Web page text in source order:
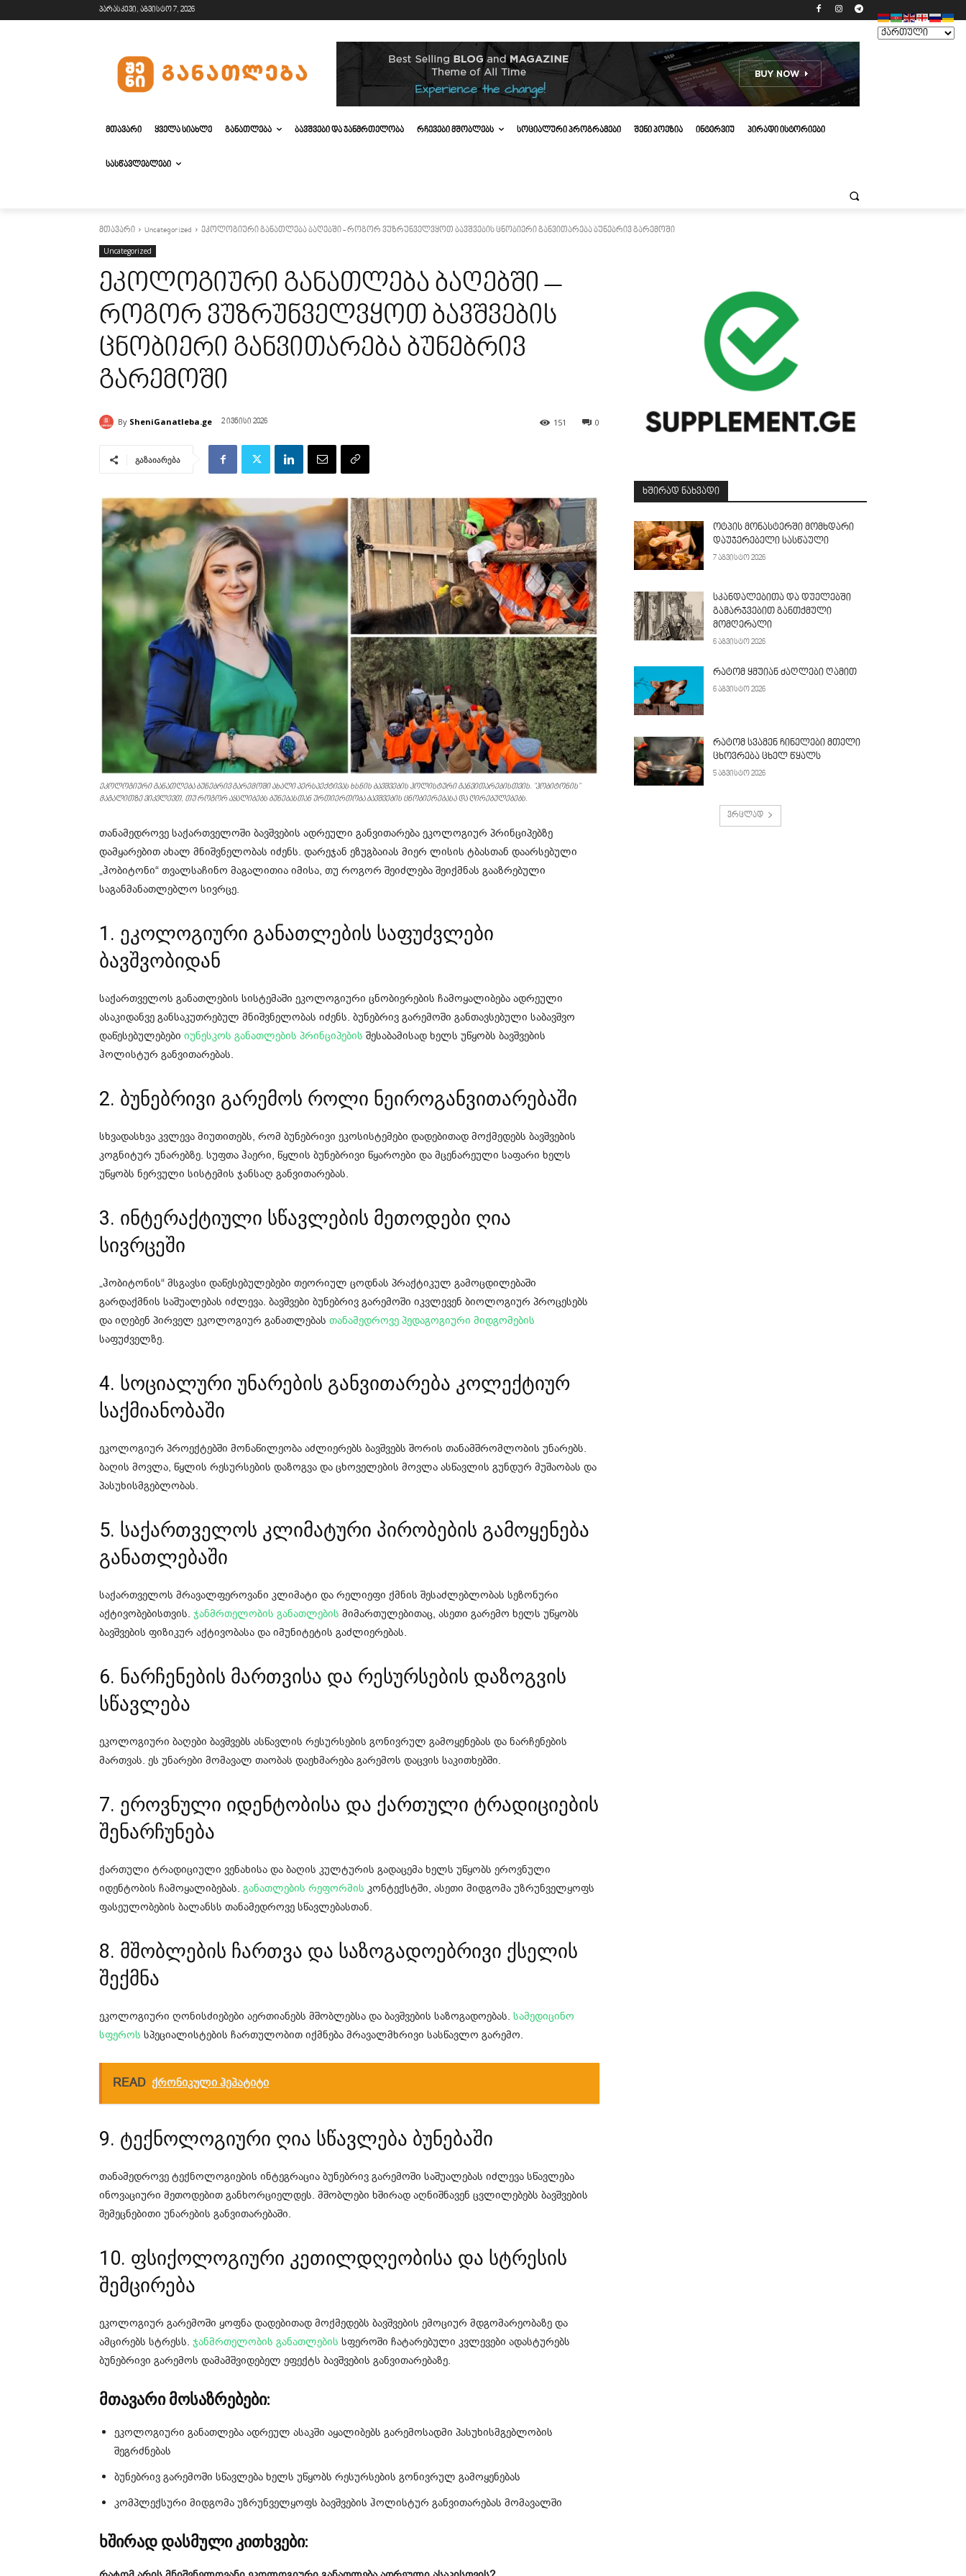
პარასკევი, აგვისტო 7, 2026
ᲛᲗᲐᲕᲐᲠᲘ ᲧᲕᲔᲚᲐ ᲡᲘᲐᲮᲚᲔ ᲒᲐᲜᲐᲗᲚᲔᲑᲐ ᲑᲐᲕᲨᲕᲔᲑᲘ ᲓᲐ ᲯᲐᲜᲛᲠᲗᲔᲚᲝᲑᲐ ᲠᲩᲔᲕᲔᲑᲘ ᲛᲨᲝᲑᲚᲔᲑᲡ ᲡᲝᲪᲘᲐᲚᲣᲠᲘ ᲞᲠᲝᲒᲠᲐᲛᲔᲑᲘ ᲨᲔᲜᲘ ᲞᲝᲔᲖᲘᲐ ᲘᲜᲢᲔᲠᲕᲘᲣ ᲞᲘᲠᲐᲓᲘ ᲘᲡᲢᲝᲠᲘᲔᲑᲘ
ᲡᲐᲡᲬᲐᲕᲚᲔᲑᲚᲔᲑᲘ
მთავარი Uncategorized ეკოლოგიური განათლება ბაღებში - როგორ ვუზრუნველვყოთ ბავშვების ცნობიერი განვითარება ბუნებრივ გარემოში
Uncategorized
ეკოლოგიური განათლება ბაღებში –
როგორ ვუზრუნველვყოთ ბავშვების
ცნობიერი განვითარება ბუნებრივ
გარემოში
By SheniGanatleba.ge 2 ივნისი 2026 0
151
გაზაიარება
ეკოლოგიური განათლება ბუნებრივ გარემოში ახალი პერსპექტივას ხსნის ბავშვების ჰოლისტური განვითარებისთვის. "ჰობიტონის"
მაგალითზე ვიკვლევთ, თუ როგორ აყალიბებს ბუნებასთან ურთიერთობა ბავშვების ცნობიერებასა და ღირებულებებს.
თანამედროვე საქართველოში ბავშვების ადრეული განვითარება ეკოლოგიურ პრინციპებზე
დამყარებით ახალ მნიშვნელობას იძენს. დარეჯან ეზუგბაიას მიერ ლისის ტბასთან დაარსებული
„ჰობიტონი“ თვალსაჩინო მაგალითია იმისა, თუ როგორ შეიძლება შეიქმნას გააზრებული
საგანმანათლებლო სივრცე.
1. ეკოლოგიური განათლების საფუძვლები
ბავშვობიდან
საქართველოს განათლების სისტემაში ეკოლოგიური ცნობიერების ჩამოყალიბება ადრეული
ასაკიდანვე განსაკუთრებულ მნიშვნელობას იძენს. ბუნებრივ გარემოში განთავსებული საბავშვო
დაწესებულებები იუნესკოს განათლების პრინციპების შესაბამისად ხელს უწყობს ბავშვების
ჰოლისტურ განვითარებას.
2. ბუნებრივი გარემოს როლი ნეიროგანვითარებაში
სხვადასხვა კვლევა მიუთითებს, რომ ბუნებრივი ეკოსისტემები დადებითად მოქმედებს ბავშვების
კოგნიტურ უნარებზე. სუფთა ჰაერი, წყლის ბუნებრივი წყაროები და მცენარეული საფარი ხელს
უწყობს ნერვული სისტემის ჯანსაღ განვითარებას.
3. ინტერაქტიული სწავლების მეთოდები ღია
სივრცეში
„ჰობიტონის“ მსგავსი დაწესებულებები თეორიულ ცოდნას პრაქტიკულ გამოცდილებაში
გარდაქმნის საშუალებას იძლევა. ბავშვები ბუნებრივ გარემოში იკვლევენ ბიოლოგიურ პროცესებს
და იღებენ პირველ ეკოლოგიურ განათლებას თანამედროვე პედაგოგიური მიდგომების
საფუძველზე.
4. სოციალური უნარების განვითარება კოლექტიურ
საქმიანობაში
ეკოლოგიურ პროექტებში მონაწილეობა აძლიერებს ბავშვებს შორის თანამშრომლობის უნარებს.
ბაღის მოვლა, წყლის რესურსების დაზოგვა და ცხოველების მოვლა ასწავლის გუნდურ მუშაობას და
პასუხისმგებლობას.
5. საქართველოს კლიმატური პირობების გამოყენება
განათლებაში
საქართველოს მრავალფეროვანი კლიმატი და რელიეფი ქმნის შესაძლებლობას სეზონური
აქტივობებისთვის. ჯანმრთელობის განათლების მიმართულებითაც, ასეთი გარემო ხელს უწყობს
ბავშვების ფიზიკურ აქტივობასა და იმუნიტეტის გაძლიერებას.
6. ნარჩენების მართვისა და რესურსების დაზოგვის
სწავლება
ეკოლოგიური ბაღები ბავშვებს ასწავლის რესურსების გონივრულ გამოყენებას და ნარჩენების
მართვას. ეს უნარები მომავალ თაობას დაეხმარება გარემოს დაცვის საკითხებში.
7. ეროვნული იდენტობისა და ქართული ტრადიციების
შენარჩუნება
ქართული ტრადიციული ვენახისა და ბაღის კულტურის გადაცემა ხელს უწყობს ეროვნული
იდენტობის ჩამოყალიბებას. განათლების რეფორმის კონტექსტში, ასეთი მიდგომა უზრუნველყოფს
ფასეულობების ბალანსს თანამედროვე სწავლებასთან.
8. მშობლების ჩართვა და საზოგადოებრივი ქსელის
შექმნა
ეკოლოგიური ღონისძიებები აერთიანებს მშობლებსა და ბავშვების საზოგადოებას. სამედიცინო
სფეროს სპეციალისტების ჩართულობით იქმნება მრავალმხრივი სასწავლო გარემო.
READ ქრო­ნი­კუ­ლი ჰე­პა­ტი­ტი
9. ტექნოლოგიური ღია სწავლება ბუნებაში
თანამედროვე ტექნოლოგიების ინტეგრაცია ბუნებრივ გარემოში საშუალებას იძლევა სწავლება
ინოვაციური მეთოდებით განხორციელდეს. მშობლები ხშირად აღნიშნავენ ცვლილებებს ბავშვების
შემეცნებითი უნარების განვითარებაში.
10. ფსიქოლოგიური კეთილდღეობისა და სტრესის
შემცირება
ეკოლოგიურ გარემოში ყოფნა დადებითად მოქმედებს ბავშვების ემოციურ მდგომარეობაზე და
ამცირებს სტრესს. ჯანმრთელობის განათლების სფეროში ჩატარებული კვლევები ადასტურებს
ბუნებრივი გარემოს დამამშვიდებელ ეფექტს ბავშვების განვითარებაზე.
მთავარი მოსაზრებები:
ეკოლოგიური განათლება ადრეულ ასაკში აყალიბებს გარემოსადმი პასუხისმგებლობის
შეგრძნებას
ბუნებრივ გარემოში სწავლება ხელს უწყობს რესურსების გონივრულ გამოყენებას
კომპლექსური მიდგომა უზრუნველყოფს ბავშვების ჰოლისტურ განვითარებას მომავალში
ხშირად დასმული კითხვები:
ᲮᲨᲘᲠᲐᲓ ᲜᲐᲮᲕᲐᲓᲘ
ოტპის მონასტერში მომხდარი
დაუჯერებელი სასწაული
7 აგვისტო 2026
სკანდალებითა და დუელებში
გამარჯვებით განთქმული
მომღერალი
6 აგვისტო 2026
რატომ ყმუიან ძაღლები ღამით
6 აგვისტო 2026
რატომ სვამენ ჩინელები მთელი
ცხოვრება ცხელ წყალს
5 აგვისტო 2026
ვრცლად